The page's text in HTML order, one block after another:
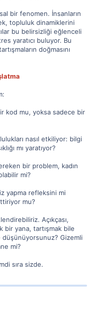
bir fenomen. İnsanların
topluluk dinamiklerini
bu belirsizliği eğlenceli
yaratıcı buluyor. Bu
doğmasını
kod mu, yoksa sadece bir
nasıl etkiliyor: bilgi
mı yaratıyor?
bir problem, kadın
mi?
yapma refleksini mi
mu?
Açıkçası,
bir yana, tartışmak bile
Gizemli
mi?
sıra sizde.